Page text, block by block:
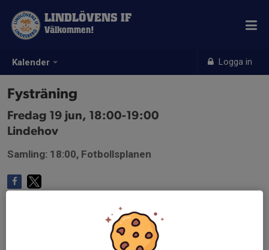
Kalender Logga in
LINDLÖVENS IF
Välkommen!
Fysträning
Fredag 19 jun, 18:00-19:00
Lindehov
Samling: 18:00, Fotbollsplanen